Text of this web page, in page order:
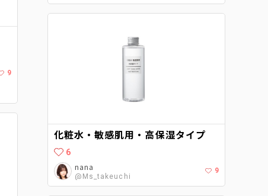
9
化粧水・敏感肌用・高保湿タイプ
6
nana
@Ms_takeuchi
9